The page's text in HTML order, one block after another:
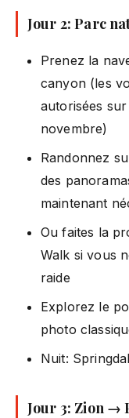
Jour 2: Parc
Prenez la
canyon (les
autorisées
novembre)
Randonnez
des
maintenant
Ou faites la
Walk si vous
raide
Explorez le
photo
Nuit:
Jour 3: Zion →